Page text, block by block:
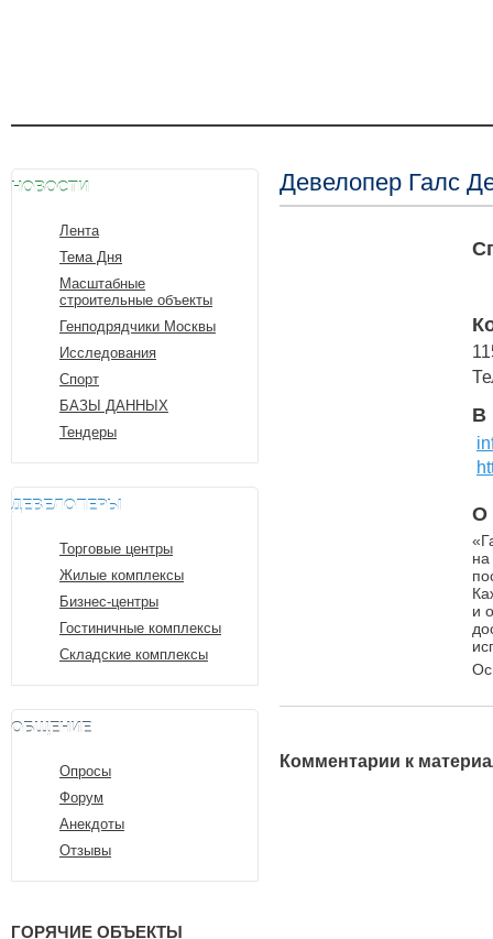
НОВОСТИ
Лента
Тема Дня
Масштабные
строительные объекты
Генподрядчики Москвы
Исследования
Спорт
БАЗЫ ДАННЫХ
Тендеры
ДЕВЕЛОПЕРЫ
Торговые центры
Жилые комплексы
Бизнес-центры
Гостиничные комплексы
Складские комплексы
ОБЩЕНИЕ
Опросы
Форум
Анекдоты
Отзывы
ГОРЯЧИЕ ОБЪЕКТЫ
Девелопер Галс
В
О
и
Комментарии к